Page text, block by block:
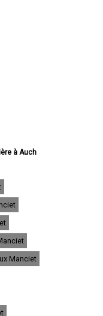
à Auch
à Fleurance
à Eauze
à Mirande
à Lectoure
Vic-Fezensac
à Gimont
à Pavie
à Samatan
à Nogaro
à Lombez
à Mauvezin
Cazaubon
à Riscle
Manciet